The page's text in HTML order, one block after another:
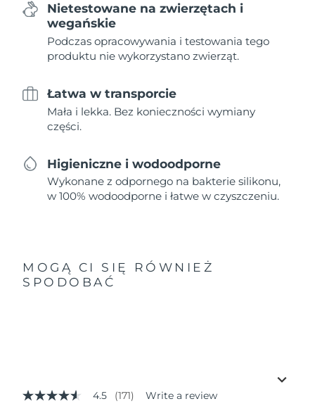
Nietestowane na zwierzętach i
wegańskie
Podczas opracowywania i testowania tego
produktu nie wykorzystano zwierząt.
Łatwa w transporcie
Mała i lekka. Bez konieczności wymiany
części.
Higieniczne i wodoodporne
Wykonane z odpornego na bakterie silikonu,
w 100% wodoodporne i łatwe w czyszczeniu.
MOGĄ CI SIĘ RÓWNIEŻ
SPODOBAĆ
4.5
4.5 (171) Write a review